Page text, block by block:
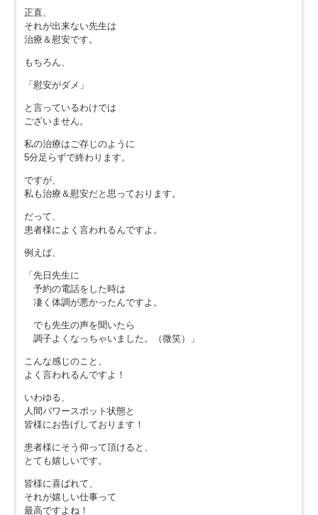
正直、
それが出来ない先生は
治療＆慰安です。
もちろん、
「慰安がダメ」
と言っているわけでは
ございません。
私の治療はご存じのように
5分足らずで終わります。
ですが、
私も治療＆慰安だと思っております。
だって、
患者様によく言われるんですよ。
例えば、
「先日先生に
予約の電話をした時は
凄く体調が悪かったんですよ。
でも先生の声を聞いたら
調子よくなっちゃいました。（微笑）」
こんな感じのこと、
よく言われるんですよ！
いわゆる、
人間パワースポット状態と
皆様にお告げしております！
患者様にそう仰って頂けると、
とても嬉しいです。
皆様に喜ばれて、
それが嬉しい仕事って
最高ですよね！